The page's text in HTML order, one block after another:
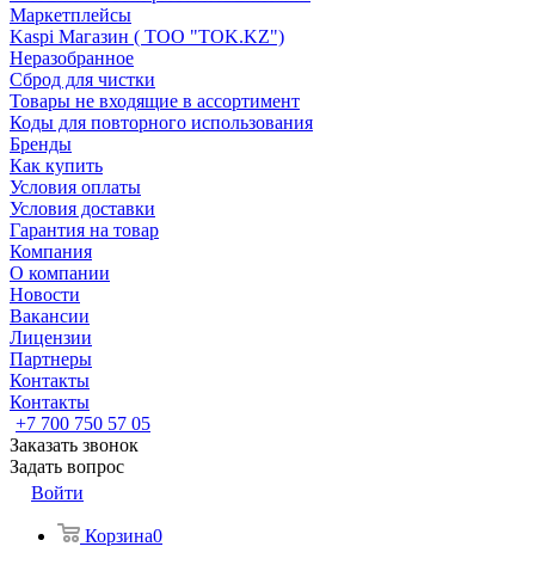
Маркетплейсы
Kaspi Магазин ( ТОО "TOK.KZ")
Неразобранное
Сброд для чистки
Товары не входящие в ассортимент
Коды для повторного использования
Бренды
Как купить
Условия оплаты
Условия доставки
Гарантия на товар
Компания
О компании
Новости
Вакансии
Лицензии
Партнеры
Контакты
Контакты
+7 700 750 57 05
Заказать звонок
Задать вопрос
Войти
Корзина0